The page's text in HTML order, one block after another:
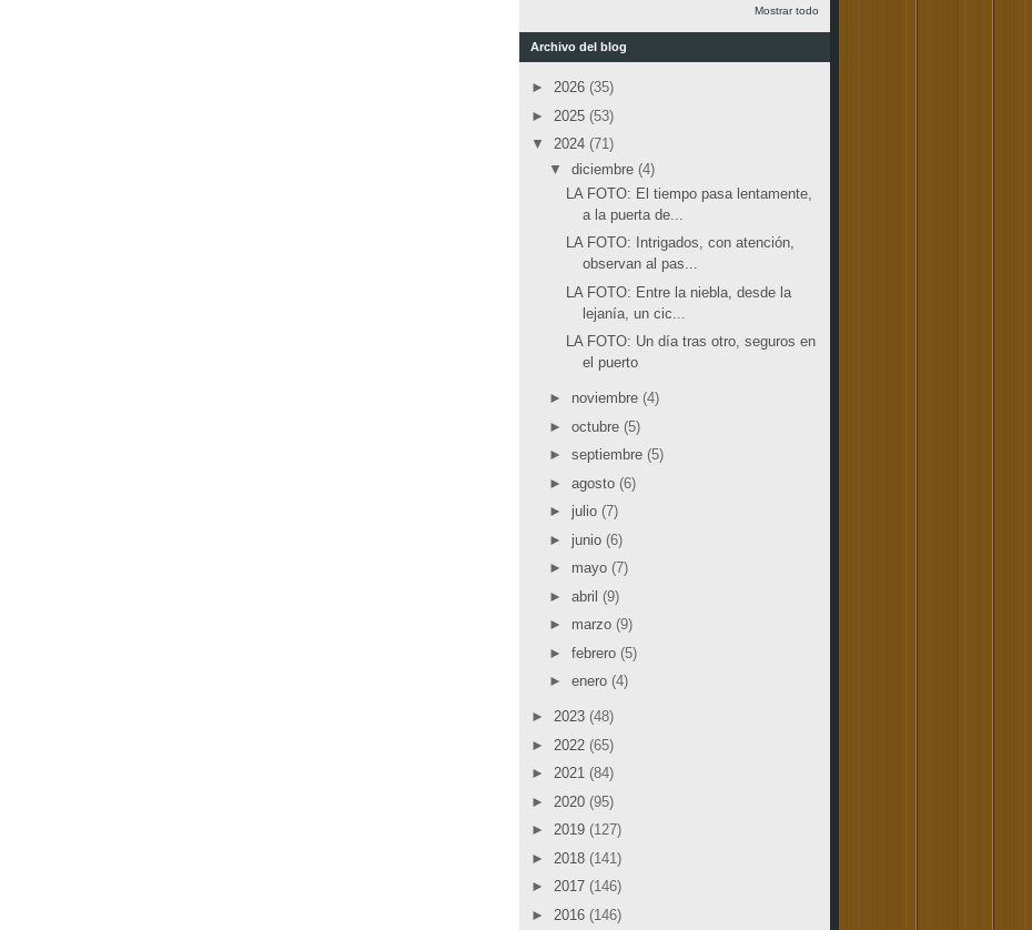
Mostrar todo
Archivo del blog
► 2026 (35)
► 2025 (53)
▼ 2024 (71)
▼ diciembre (4)
LA FOTO: El tiempo pasa lentamente,
a la puerta de...
LA FOTO: Intrigados, con atención,
observan al pas...
LA FOTO: Entre la niebla, desde la
lejanía, un cic...
LA FOTO: Un día tras otro, seguros en
el puerto
► noviembre (4)
► octubre (5)
► septiembre (5)
► agosto (6)
► julio (7)
► junio (6)
► mayo (7)
► abril (9)
► marzo (9)
► febrero (5)
► enero (4)
► 2023 (48)
► 2022 (65)
► 2021 (84)
► 2020 (95)
► 2019 (127)
► 2018 (141)
► 2017 (146)
► 2016 (146)